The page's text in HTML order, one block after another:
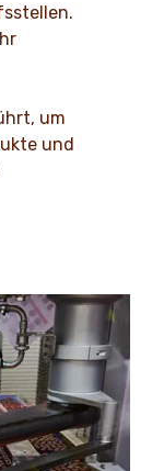
um
und